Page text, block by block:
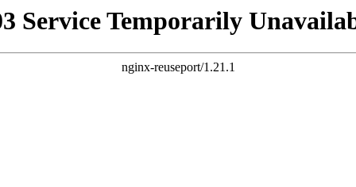
Service Temporarily
nginx-reuseport/1.21.1